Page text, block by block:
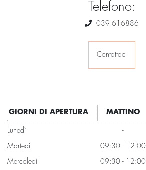
Telefono:
039 616886
Contattaci
GIORNI DI APERTURA MATTINO
Lunedì -
Martedì
09:30 - 12:00
Mercoledì
09:30 - 12:00